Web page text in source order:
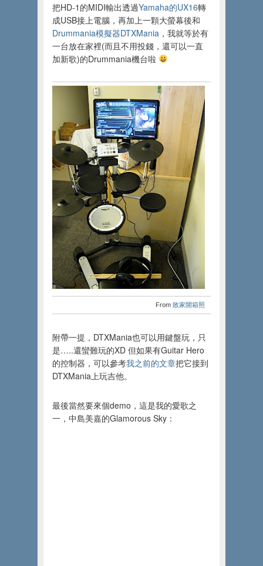
把HD-1的MIDI輸出透過Yamaha的UX16轉
成USB接上電腦，再加上一顆大螢幕後和
Drummania模擬器DTXMania ，我就等於有
一台放在家裡(而且不用投錢，還可以一直
加新歌)的Drummania機台啦
From 敗家開箱照
附帶一提，DTXMania也可以用鍵盤玩，只
是…..還蠻難玩的XD 但如果有Guitar Hero
的控制器，可以參考我之前的文章把它接到
DTXMania上玩吉他。
最後當然要來個demo，這是我的愛歌之
一，中島美嘉的Glamorous Sky：